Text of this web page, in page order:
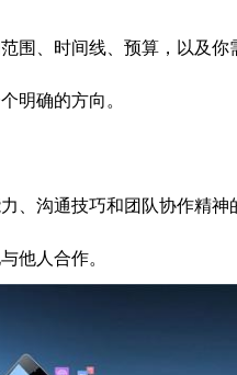
围、时间线、预算，以及你
明确的方向。
、沟通技巧和团队协作精神
他人合作。